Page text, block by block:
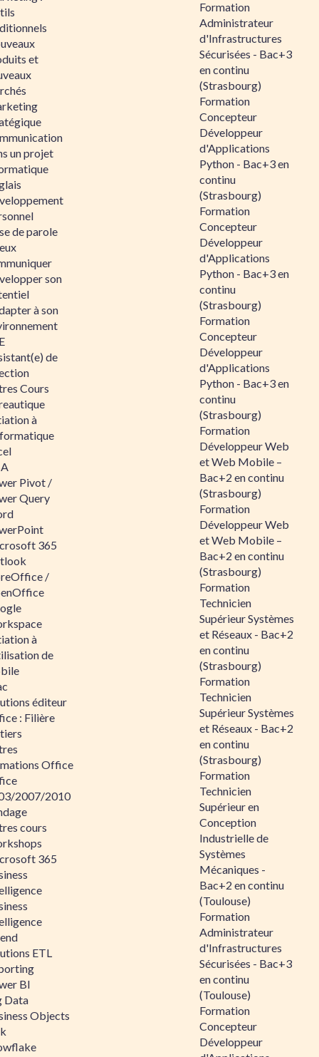
et
un projet
de parole
son
à son
de
Cours
à
Pivot /
Query
365
/
à
de
éditeur
: Filière
Office
2007/2010
cours
365
ETL
BI
Data
Objects
Formation
Administrateur
d'Infrastructures
Sécurisées - Bac+3
en continu
(Strasbourg)
Formation
Concepteur
Développeur
d'Applications
Python - Bac+3 en
continu
(Strasbourg)
Formation
Concepteur
Développeur
d'Applications
Python - Bac+3 en
continu
(Strasbourg)
Formation
Concepteur
Développeur
d'Applications
Python - Bac+3 en
continu
(Strasbourg)
Formation
Développeur Web
et Web Mobile –
Bac+2 en continu
(Strasbourg)
Formation
Développeur Web
et Web Mobile –
Bac+2 en continu
(Strasbourg)
Formation
Technicien
Supérieur Systèmes
et Réseaux - Bac+2
en continu
(Strasbourg)
Formation
Technicien
Supérieur Systèmes
et Réseaux - Bac+2
en continu
(Strasbourg)
Formation
Technicien
Supérieur en
Conception
Industrielle de
Systèmes
Mécaniques -
Bac+2 en continu
(Toulouse)
Formation
Administrateur
d'Infrastructures
Sécurisées - Bac+3
en continu
(Toulouse)
Formation
Concepteur
Développeur